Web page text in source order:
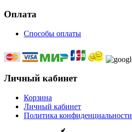
Оплата
Способы оплаты
Личный кабинет
Корзина
Личный кабинет
Политика конфиденциальности